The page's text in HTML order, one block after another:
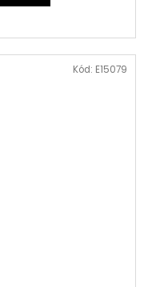
Kód: E15079